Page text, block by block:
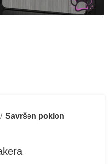
Savršen poklon